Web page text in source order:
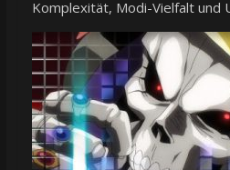
Komplexität, Modi-Vielfalt und